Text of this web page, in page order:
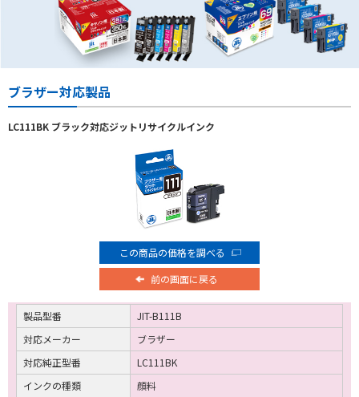
ブラザー対応製品
LC111BK ブラック対応ジットリサイクルインク
この商品の価格を調べる
前の画面に戻る
製品型番
JIT-B111B
対応メーカー
ブラザー
対応純正型番
LC111BK
インクの種類
顔料